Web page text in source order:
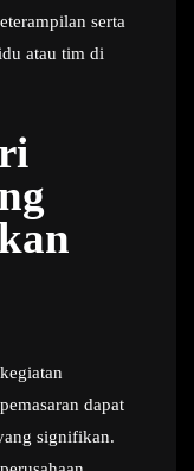
serta
atau tim di
dapat
signifikan.